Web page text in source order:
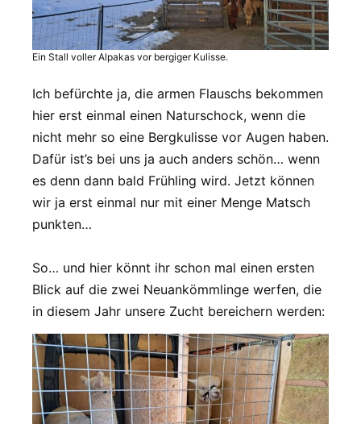
Ein Stall voller Alpakas vor bergiger Kulisse.
Ich befürchte ja, die armen Flauschs bekommen
hier erst einmal einen Naturschock, wenn die
nicht mehr so eine Bergkulisse vor Augen haben.
Dafür ist’s bei uns ja auch anders schön… wenn
es denn dann bald Frühling wird. Jetzt können
wir ja erst einmal nur mit einer Menge Matsch
punkten…
So… und hier könnt ihr schon mal einen ersten
Blick auf die zwei Neuankömmlinge werfen, die
in diesem Jahr unsere Zucht bereichern werden: